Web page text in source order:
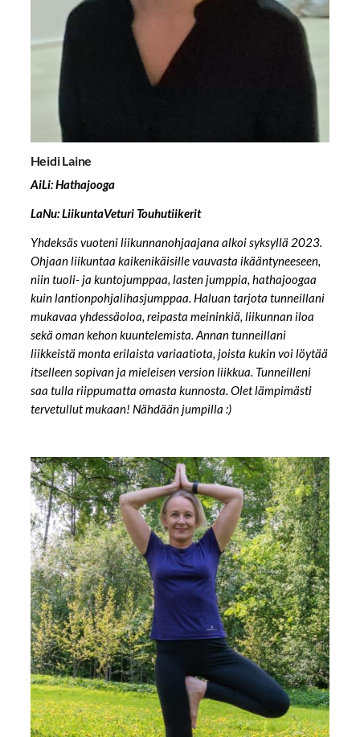
Heidi Laine
AiLi: Hathajooga
LaNu: LiikuntaVeturi Touhutiikerit
Yhdeksäs vuoteni liikunnanohjaajana alkoi syksyllä 2023.
Ohjaan liikuntaa kaikenikäisille vauvasta ikääntyneeseen,
niin tuoli- ja kuntojumppaa, lasten jumppia, hathajoogaa
kuin lantionpohjalihasjumppaa. Haluan tarjota tunneillani
mukavaa yhdessäoloa, reipasta meininkiä, liikunnan iloa
sekä oman kehon kuuntelemista. Annan tunneillani
liikkeistä monta erilaista variaatiota, joista kukin voi löytää
itselleen sopivan ja mieleisen version liikkua. Tunneilleni
saa tulla riippumatta omasta kunnosta. Olet lämpimästi
tervetullut mukaan! Nähdään jumpilla :)